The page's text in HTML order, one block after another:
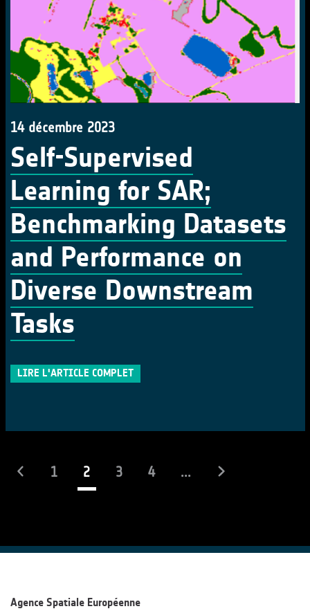
14 décembre 2023
Self-Supervised
Learning for SAR;
Benchmarking Datasets
and Performance on
Diverse Downstream
Tasks
LIRE L'ARTICLE COMPLET
1 2(actuel)
3 4 ...
Agence Spatiale Européenne